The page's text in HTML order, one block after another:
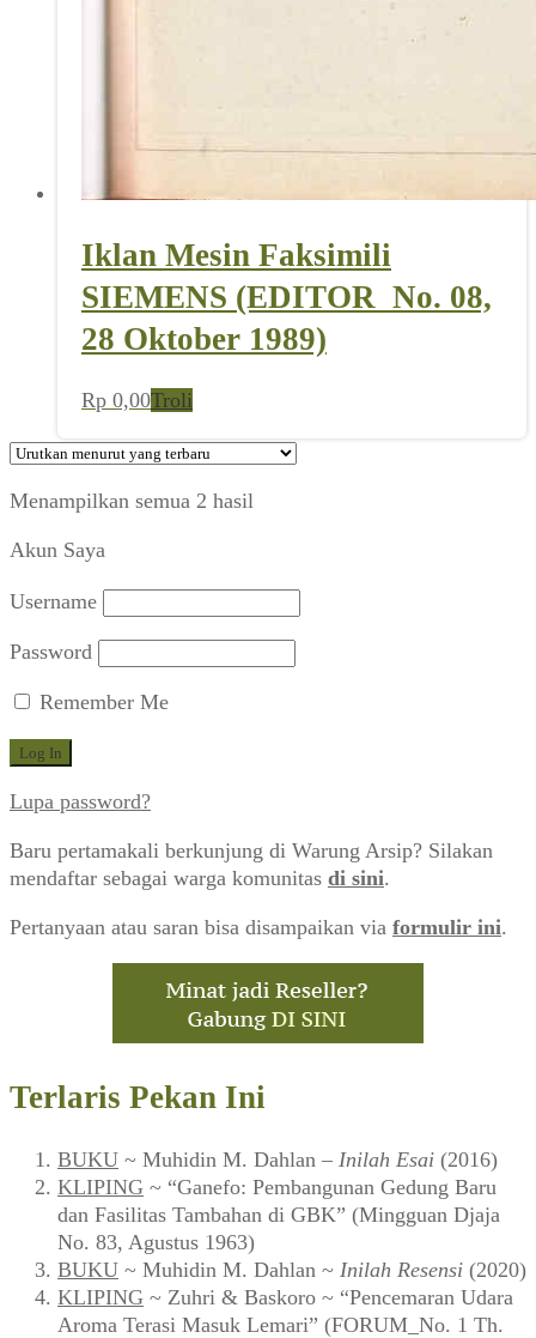
Iklan Mesin Faksimili
SIEMENS (EDITOR_No. 08,
28 Oktober 1989)
Rp 0,00Troli
Menampilkan semua 2 hasil
Akun Saya
Username
Password
Remember Me
Lupa password?
Baru pertamakali berkunjung di Warung Arsip? Silakan
mendaftar sebagai warga komunitas di sini.
Pertanyaan atau saran bisa disampaikan via formulir ini.
Terlaris Pekan Ini
BUKU ~ Muhidin M. Dahlan – Inilah Esai (2016)
KLIPING ~ “Ganefo: Pembangunan Gedung Baru
dan Fasilitas Tambahan di GBK” (Mingguan Djaja
No. 83, Agustus 1963)
BUKU ~ Muhidin M. Dahlan ~ Inilah Resensi (2020)
KLIPING ~ Zuhri & Baskoro ~ “Pencemaran Udara
Aroma Terasi Masuk Lemari” (FORUM_No. 1 Th.